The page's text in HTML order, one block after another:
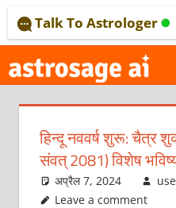
to
content
Talk To Astrologer
हिन्दू नववर्ष शुरू: चैत्र
संवत् 2081) विशेष
अप्रैल 7, 2024
Leave a comment